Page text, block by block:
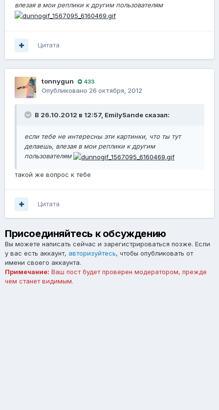
влезая в мои реплики к другим пользователям
Цитата
tonnygun 433
Опубликовано 26 октября, 2012
В 26.10.2012 в 12:57, EmilySande сказал:
если тебе не интересны эти картинки, что ты тут
делаешь, влезая в мои реплики к другим
пользователям
такой же вопрос к тебе
Цитата
Присоединяйтесь к обсуждению
Вы можете написать сейчас и зарегистрироваться позже. Если
у вас есть аккаунт, авторизуйтесь, чтобы опубликовать от
имени своего аккаунта.
Примечание: Ваш пост будет проверен модератором, прежде
чем станет видимым.